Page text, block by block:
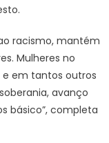
racismo, mantém
Mulheres no
e em tantos outros
avanço
básico”, completa